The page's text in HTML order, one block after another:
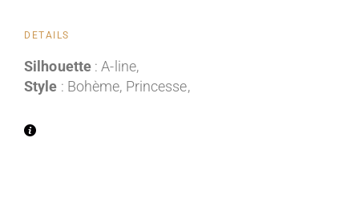
DETAILS
Silhouette : A-line,
Style : Bohème, Princesse,